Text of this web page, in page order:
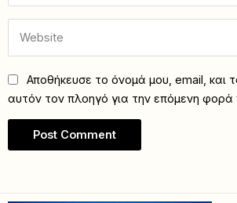
Αποθήκευσε το όνομά μου, email, και
αυτόν τον πλοηγό για την επόμενη